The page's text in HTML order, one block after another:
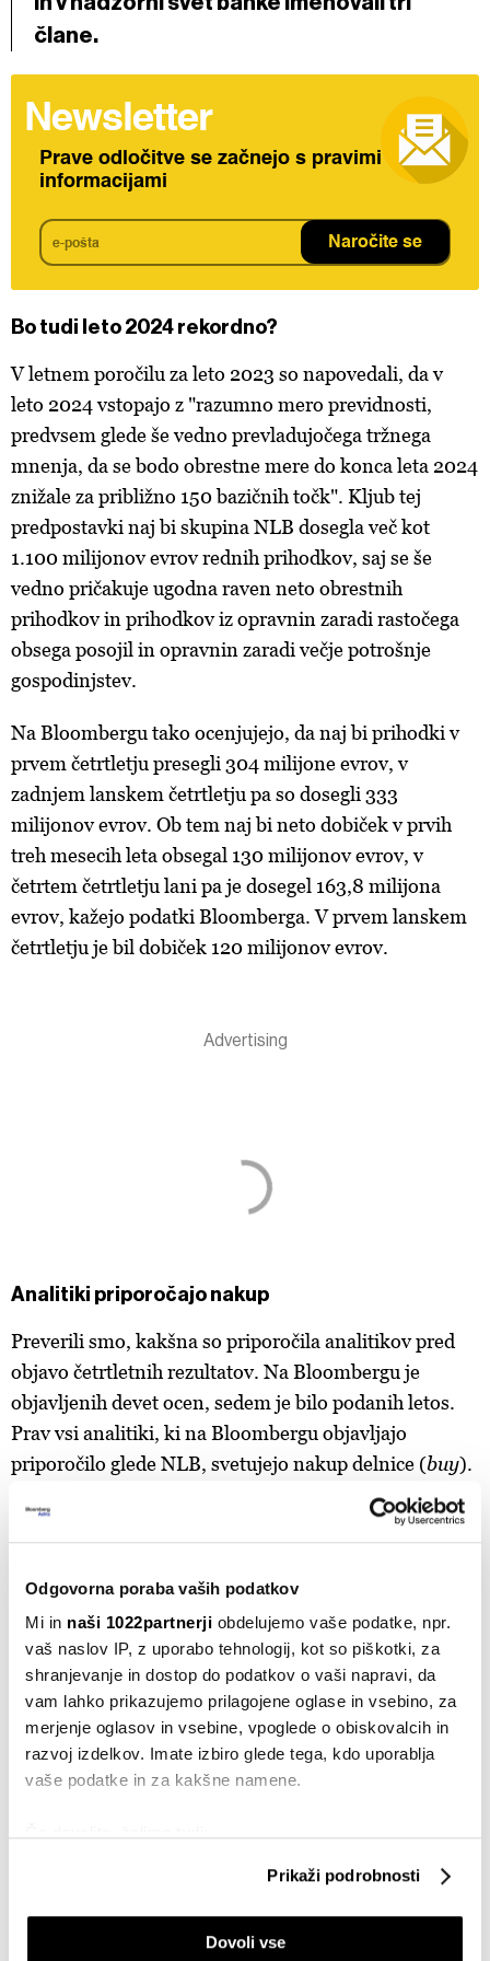
Odgovorna poraba vaših podatkov
Mi in naši 1022partnerji obdelujemo vaše podatke, npr.
vaš naslov IP, z uporabo tehnologij, kot so piškotki, za
shranjevanje in dostop do podatkov o vaši napravi, da
vam lahko prikazujemo prilagojene oglase in vsebino, za
merjenje oglasov in vsebine, vpoglede o obiskovalcih in
razvoj izdelkov. Imate izbiro glede tega, kdo uporablja
vaše podatke in za kakšne namene.
Identificirati napravo z aktivnim preverjanjem
lastnosti (odčitavanje prstnih odtisov)
Prikaži podrobnosti
Dovoli vse
člane.
Newsletter
Prave odločitve se začnejo s pravimi
informacijami
Naročite se
Bo tudi leto 2024 rekordno?
V letnem poročilu za leto 2023 so napovedali, da v
leto 2024 vstopajo z "razumno mero previdnosti,
predvsem glede še vedno prevladujočega tržnega
mnenja, da se bodo obrestne mere do konca leta 2024
znižale za približno 150 bazičnih točk". Kljub tej
predpostavki naj bi skupina NLB dosegla več kot
1.100 milijonov evrov rednih prihodkov, saj se še
vedno pričakuje ugodna raven neto obrestnih
prihodkov in prihodkov iz opravnin zaradi rastočega
obsega posojil in opravnin zaradi večje potrošnje
gospodinjstev.
Na Bloombergu tako ocenjujejo, da naj bi prihodki v
prvem četrtletju presegli 304 milijone evrov, v
zadnjem lanskem četrtletju pa so dosegli 333
milijonov evrov. Ob tem naj bi neto dobiček v prvih
treh mesecih leta obsegal 130 milijonov evrov, v
četrtem četrtletju lani pa je dosegel 163,8 milijona
evrov, kažejo podatki Bloomberga. V prvem lanskem
četrtletju je bil dobiček 120 milijonov evrov.
Analitiki priporočajo nakup
Preverili smo, kakšna so priporočila analitikov pred
objavo četrtletnih rezultatov. Na Bloombergu je
objavljenih devet ocen, sedem je bilo podanih letos.
Prav vsi analitiki, ki na Bloombergu objavljajo
priporočilo glede NLB, svetujejo nakup delnice (buy).
) ne priporoča nihče.
Najnovejši oceni sta podalaSamuel Goodacreiz
investicijske družbe JP Morgan, in sicer pri 186 evrih,
Mladen Dodig
iz bančne skupine Erste Group, ki
finančne družbe Citi je oceno podal 17. aprila, 12-
mesečno ciljno ceno pa postavlja pri 150 evrih.
leto 2023 ciljno ceno postavil precej nižje, pri 135